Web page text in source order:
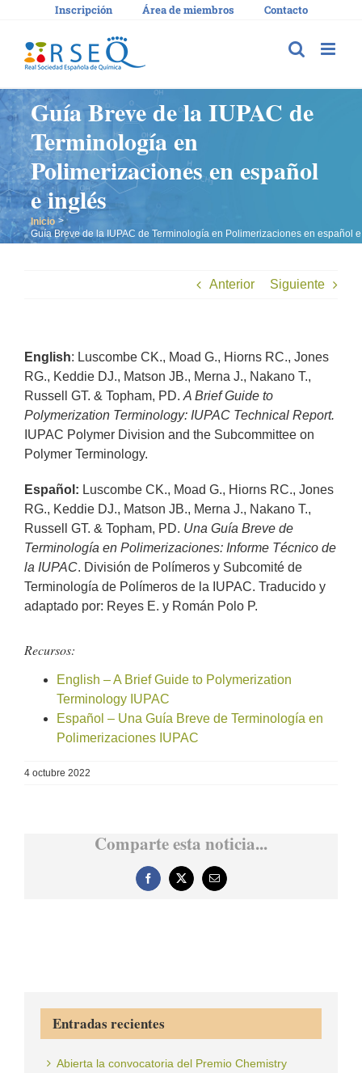
contenido
Inscripción Área de miembros Contacto
Guía Breve de la IUPAC de
Terminología en
Polimerizaciones en español
e inglés
Inicio
Guía Breve de la IUPAC de Terminología en Polimerizaciones en español
Anterior Siguiente
English: Luscombe CK., Moad G., Hiorns RC., Jones
RG., Keddie DJ., Matson JB., Merna J., Nakano T.,
Russell GT. & Topham, PD. A Brief Guide to
Polymerization Terminology: IUPAC Technical Report.
IUPAC Polymer Division and the Subcommittee on
Polymer Terminology.
Español: Luscombe CK., Moad G., Hiorns RC., Jones
RG., Keddie DJ., Matson JB., Merna J., Nakano T.,
Russell GT. & Topham, PD. Una Guía Breve de
Terminología en Polimerizaciones: Informe Técnico de
la IUPAC. División de Polímeros y Subcomité de
Terminología de Polímeros de la IUPAC. Traducido y
adaptado por: Reyes E. y Román Polo P.
Recursos:
English – A Brief Guide to Polymerization
Terminology IUPAC
Español – Una Guía Breve de Terminología en
Polimerizaciones IUPAC
4 octubre 2022
Comparte esta noticia...
Facebook
X
Correo
electrónico
Entradas recientes
Abierta la convocatoria del Premio Chemistry